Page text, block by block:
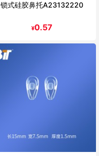
锁式硅胶鼻托A23132220
¥0.57